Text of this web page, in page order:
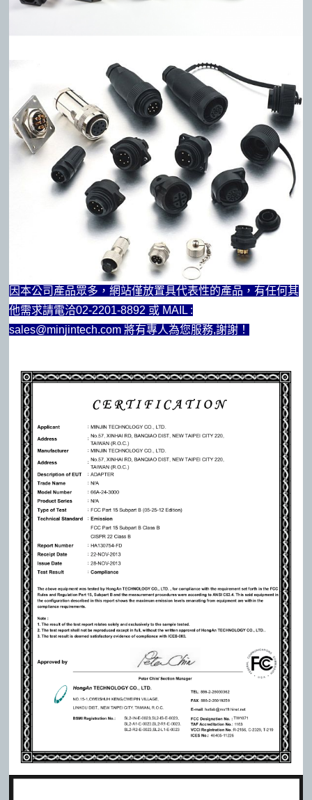
因本公司產品眾多，網站僅放置具代表性的產品，有任何其
他需求請電洽02-2201-8892 或 MAIL :
sales@minjintech.com 將有專人為您服務,謝謝！